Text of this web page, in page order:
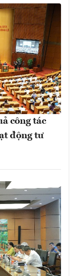
công tác
động tư